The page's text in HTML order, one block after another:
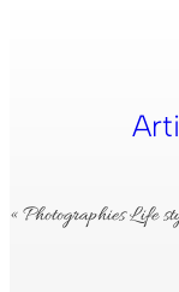
« Photographies Life